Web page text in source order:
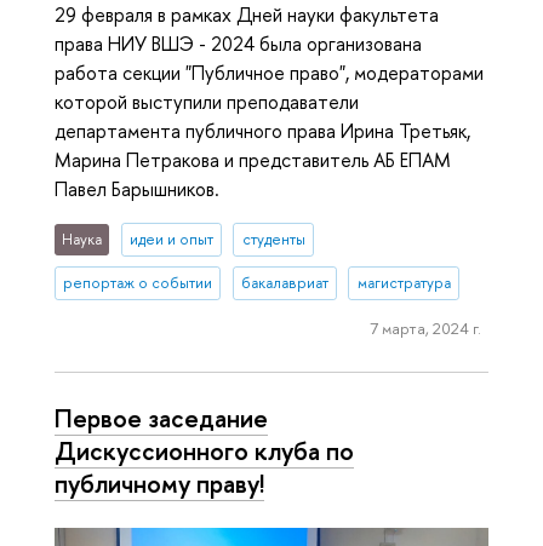
29 февраля в рамках Дней науки факультета
права НИУ ВШЭ - 2024 была организована
работа секции "Публичное право", модераторами
которой выступили преподаватели
департамента публичного права Ирина Третьяк,
Марина Петракова и представитель АБ ЕПАМ
Павел Барышников.
Наука идеи и опыт студенты
репортаж о событии бакалавриат магистратура
7 марта, 2024 г.
Первое заседание
Дискуссионного клуба по
публичному праву!